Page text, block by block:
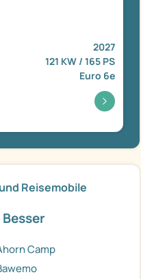
2027
121 KW / 165 PS
Euro 6e
Reisemobile
Camp